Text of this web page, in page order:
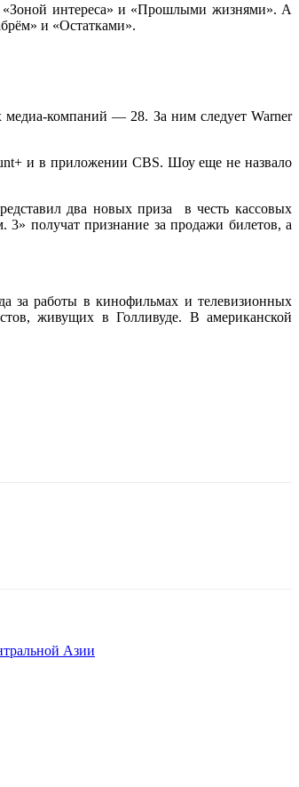
«Зоной интереса» и «Прошлыми жизнями». А
и «Остатками».
медиа-компаний — 28. За ним следует Warner
и в приложении CBS. Шоу еще не назвало
два новых приза в честь кассовых
получат признание за продажи билетов, а
за работы в кинофильмах и телевизионных
живущих в Голливуде. В американской
Азии